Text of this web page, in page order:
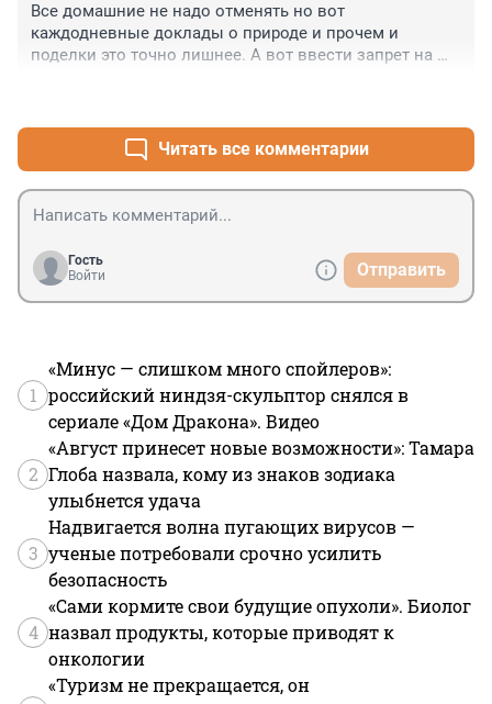
Все домашние не надо отменять но вот
каждодневные доклады о природе и прочем и
поделки это точно лишнее. А вот ввести запрет на
Просто идиотизм с идиотскими подарками и вечная
складчина на фастфуд. Есть Новый Год и Пасха и
этого достаточно.
Читать все комментарии
Гость
Войти
Отправить
1
«Минус — слишком много спойлеров»:
российский ниндзя-скульптор снялся в
сериале «Дом Дракона». Видео
2
«Август принесет новые возможности»: Тамара
Глоба назвала, кому из знаков зодиака
улыбнется удача
3
Надвигается волна пугающих вирусов —
ученые потребовали срочно усилить
безопасность
4
«Сами кормите свои будущие опухоли». Биолог
назвал продукты, которые приводят к
онкологии
«Туризм не прекращается, он